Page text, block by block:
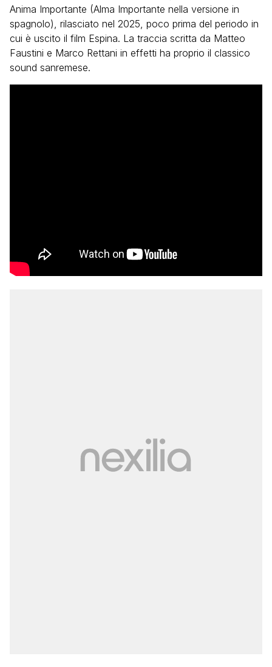
Anima Importante (Alma Importante nella versione in
spagnolo), rilasciato nel 2025, poco prima del periodo in
cui è uscito il film Espina. La traccia scritta da Matteo
Faustini e Marco Rettani in effetti ha proprio il classico
sound sanremese.